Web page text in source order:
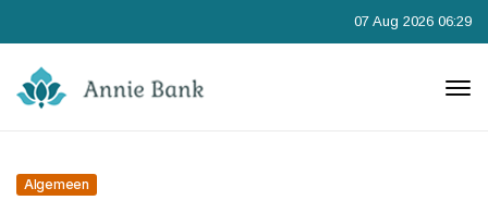
07 Aug 2026 06:29
Algemeen